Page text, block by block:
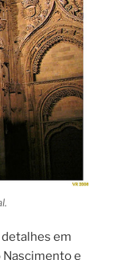
em
Nascimento e